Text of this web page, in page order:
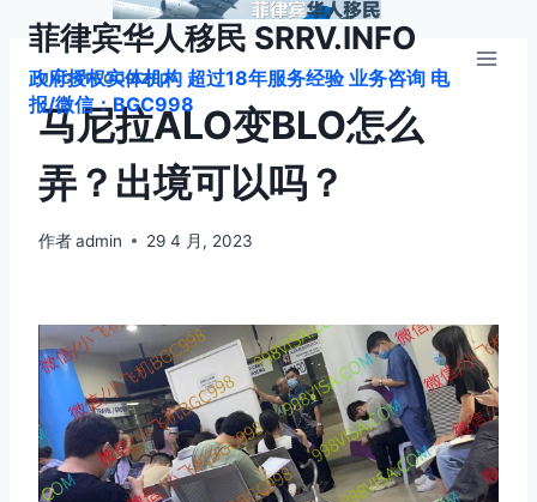
菲律宾华人移民 SRRV.INFO
政府授权实体机构 超过18年服务经验 业务咨询 电
报/微信：BGC998
UNCATEGORIZED
马尼拉ALO变BLO怎么
弄？出境可以吗？
作者admin 29 4 月, 2023